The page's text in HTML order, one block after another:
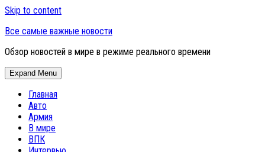
Skip to content
Все самые важные новости
Обзор новостей в мире в режиме реального времени
Expand Menu
Главная
Авто
Армия
В мире
ВПК